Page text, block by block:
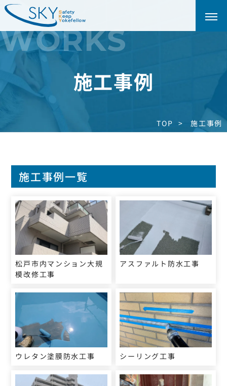
施工事例
WORKS
TOP 施工事例
施工事例一覧
松戸市内マンション大規
模改修工事
アスファルト防水工事
ウレタン塗膜防水工事 シーリング工事